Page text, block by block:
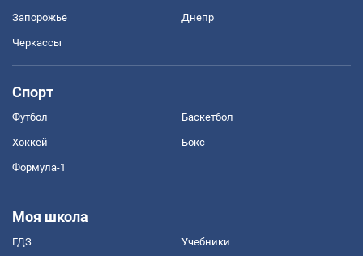
Запорожье Днепр
Черкассы
Спорт
Футбол Баскетбол
Хоккей Бокс
Формула-1
Моя школа
ГДЗ Учебники